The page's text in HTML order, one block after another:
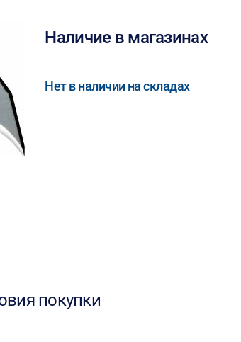
Наличие в магазинах
Нет в наличии на складах
покупки